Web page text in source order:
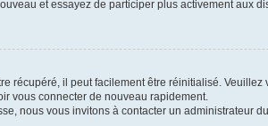
et essayez de participer plus activement aux
récupéré, il peut facilement être réinitialisé.
vous connecter de nouveau rapidement.
nous vous invitons à contacter un administrateur du